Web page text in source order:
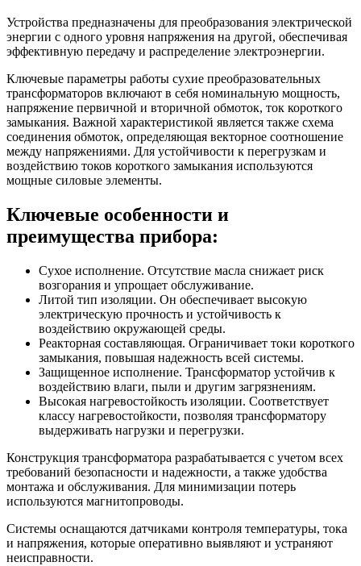
Устройства предназначены для преобразования электрической
энергии с одного уровня напряжения на другой, обеспечивая
эффективную передачу и распределение электроэнергии.
Ключевые параметры работы сухие преобразовательных
трансформаторов включают в себя номинальную мощность,
напряжение первичной и вторичной обмоток, ток короткого
замыкания. Важной характеристикой является также схема
соединения обмоток, определяющая векторное соотношение
между напряжениями. Для устойчивости к перегрузкам и
воздействию токов короткого замыкания используются
мощные силовые элементы.
Ключевые особенности и
преимущества прибора:
Сухое исполнение. Отсутствие масла снижает риск
возгорания и упрощает обслуживание.
Литой тип изоляции. Он обеспечивает высокую
электрическую прочность и устойчивость к
воздействию окружающей среды.
Реакторная составляющая. Ограничивает токи короткого
замыкания, повышая надежность всей системы.
Защищенное исполнение. Трансформатор устойчив к
воздействию влаги, пыли и другим загрязнениям.
Высокая нагревостойкость изоляции. Соответствует
классу нагревостойкости, позволяя трансформатору
выдерживать нагрузки и перегрузки.
Конструкция трансформатора разрабатывается с учетом всех
требований безопасности и надежности, а также удобства
монтажа и обслуживания. Для минимизации потерь
используются магнитопроводы.
Системы оснащаются датчиками контроля температуры, тока
и напряжения, которые оперативно выявляют и устраняют
неисправности.